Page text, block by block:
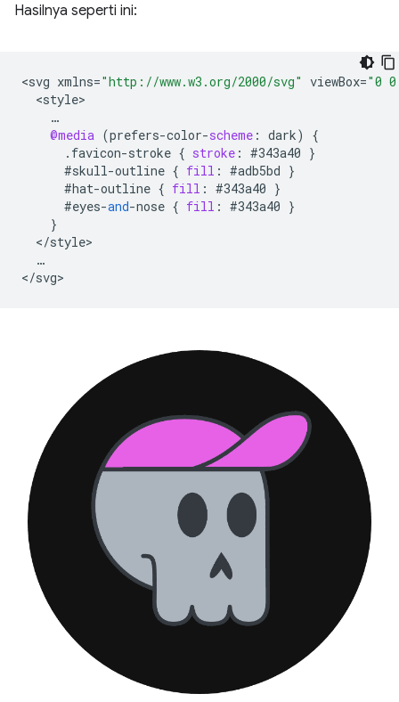
Hasilnya seperti ini:
<svg xmlns="http://www.w3.org/2000/svg" viewBox="0 0
<style
…
@media (prefers-color-scheme : dark)
{
. favicon-stroke { stroke : #343a40 }
#skull-outline { fill : #adb5bd }
#hat-outline { fill : #343a40 }
#eyes-and-nose { fill : #343a40 }
}
</style
…
</svg